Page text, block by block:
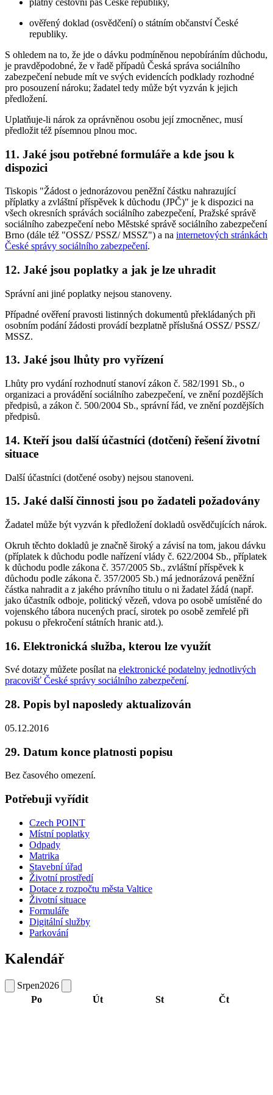
ověřený doklad (osvědčení) o státním občanství České
republiky.
S ohledem na to, že jde o dávku podmíněnou nepobíráním důchodu,
je pravděpodobné, že v řadě případů Česká správa sociálního
zabezpečení nebude mít ve svých evidencích podklady rozhodné
pro posouzení nároku; žadatel tedy může být vyzván k jejich
předložení.
Uplatňuje-li nárok za oprávněnou osobu její zmocněnec, musí
předložit též písemnou plnou moc.
11. Jaké jsou potřebné formuláře a kde jsou k
dispozici
Tiskopis "Žádost o jednorázovou peněžní částku nahrazující
příplatky a zvláštní příspěvek k důchodu (JPČ)" je k dispozici na
všech okresních správách sociálního zabezpečení, Pražské správě
sociálního zabezpečení nebo Městské správě sociálního zabezpečení
Brno (dále též "OSSZ/ PSSZ/ MSSZ") a na internetových stránkách
České správy sociálního zabezpečení.
12. Jaké jsou poplatky a jak je lze uhradit
Správní ani jiné poplatky nejsou stanoveny.
Případné ověření pravosti listinných dokumentů překládaných při
osobním podání žádosti provádí bezplatně příslušná OSSZ/ PSSZ/
MSSZ.
13. Jaké jsou lhůty pro vyřízení
Lhůty pro vydání rozhodnutí stanoví zákon č. 582/1991 Sb., o
organizaci a provádění sociálního zabezpečení, ve znění pozdějších
předpisů, a zákon č. 500/2004 Sb., správní řád, ve znění pozdějších
předpisů.
14. Kteří jsou další účastníci (dotčení) řešení životní
situace
Další účastníci (dotčené osoby) nejsou stanoveni.
15. Jaké další činnosti jsou po žadateli požadovány
Žadatel může být vyzván k předložení dokladů osvědčujících nárok.
Okruh těchto dokladů je značně široký a závisí na tom, jakou dávku
(příplatek k důchodu podle nařízení vlády č. 622/2004 Sb., příplatek
k důchodu podle zákona č. 357/2005 Sb., zvláštní příspěvek k
důchodu podle zákona č. 357/2005 Sb.) má jednorázová peněžní
částka nahradit a z jakého právního titulu o ni žadatel žádá (např.
jako účastník odboje, politický vězeň, vdova po osobě umístěné do
vojenského tábora nucených prací, sirotek po osobě zemřelé při
pokusu o překročení státních hranic atd.).
16. Elektronická služba, kterou lze využít
Své dotazy můžete posílat na elektronické podatelny jednotlivých
pracovišť České správy sociálního zabezpečení.
28. Popis byl naposledy aktualizován
05.12.2016
29. Datum konce platnosti popisu
Bez časového omezení.
Potřebuji vyřídit
Czech POINT
Místní poplatky
Odpady
Matrika
Stavební úřad
Životní prostředí
Dotace z rozpočtu města Valtice
Životní situace
Formuláře
Digitální služby
Parkování
Kalendář
Srpen2026
Po
Út St Čt